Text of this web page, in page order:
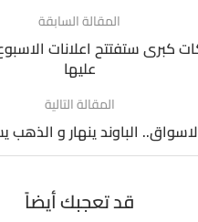
المقالة السابقة
كبرى ستفتتح اعلانات
عليها
المقالة التالية
الباوند ينهار و الذهب
قد تعجبك أيضاً